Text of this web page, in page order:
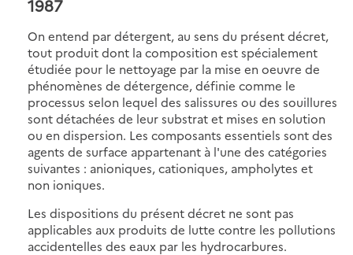
1987
On entend par détergent, au sens du présent décret,
tout produit dont la composition est spécialement
étudiée pour le nettoyage par la mise en oeuvre de
phénomènes de détergence, définie comme le
processus selon lequel des salissures ou des souillures
sont détachées de leur substrat et mises en solution
ou en dispersion. Les composants essentiels sont des
agents de surface appartenant à l'une des catégories
suivantes : anioniques, cationiques, ampholytes et
non ioniques.
Les dispositions du présent décret ne sont pas
applicables aux produits de lutte contre les pollutions
accidentelles des eaux par les hydrocarbures.